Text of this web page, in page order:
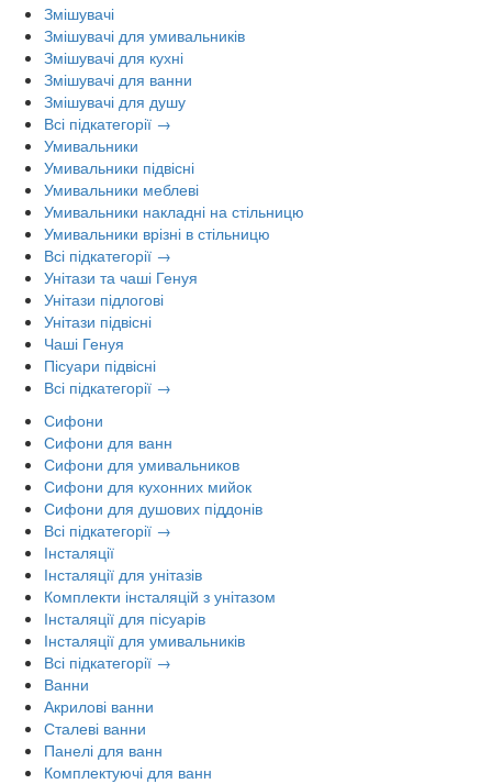
Змішувачі
Змішувачі для умивальників
Змішувачі для кухні
Змішувачі для ванни
Змішувачі для душу
Всі підкатегорії →
Умивальники
Умивальники підвісні
Умивальники меблеві
Умивальники накладні на стільницю
Умивальники врізні в стільницю
Всі підкатегорії →
Унітази та чаші Генуя
Унітази підлогові
Унітази підвісні
Чаші Генуя
Пісуари підвісні
Всі підкатегорії →
Сифони
Сифони для ванн
Сифони для умивальников
Сифони для кухонних мийок
Сифони для душових піддонів
Всі підкатегорії →
Інсталяції
Інсталяції для унітазів
Комплекти інсталяцій з унітазом
Інсталяції для пісуарів
Інсталяції для умивальників
Всі підкатегорії →
Ванни
Акрилові ванни
Сталеві ванни
Панелі для ванн
Комплектуючі для ванн